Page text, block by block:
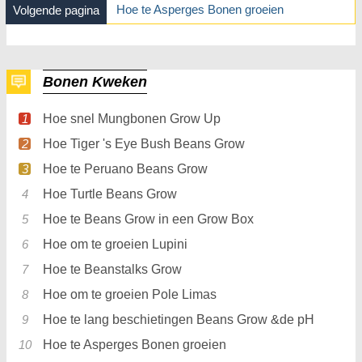
Volgende pagina Hoe te Asperges Bonen groeien
Bonen Kweken
Hoe snel Mungbonen Grow Up
Hoe Tiger 's Eye Bush Beans Grow
Hoe te Peruano Beans Grow
Hoe Turtle Beans Grow
Hoe te Beans Grow in een Grow Box
Hoe om te groeien Lupini
Hoe te Beanstalks Grow
Hoe om te groeien Pole Limas
Hoe te lang beschietingen Beans Grow &de pH
Hoe te Asperges Bonen groeien